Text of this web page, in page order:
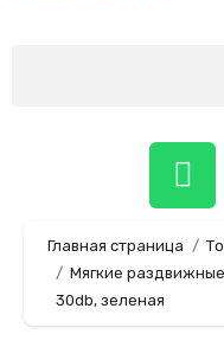
Главная страница
Мягкие
30db, зеленая